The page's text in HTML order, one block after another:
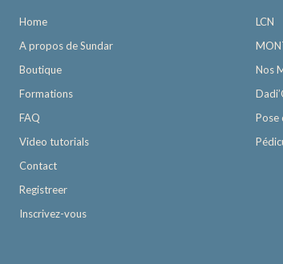
Home
A propos de Sundar
Boutique
Formations
FAQ
Video tutorials
Contact
Registreer
Inscrivez-vous
LCN
Nos
Pose